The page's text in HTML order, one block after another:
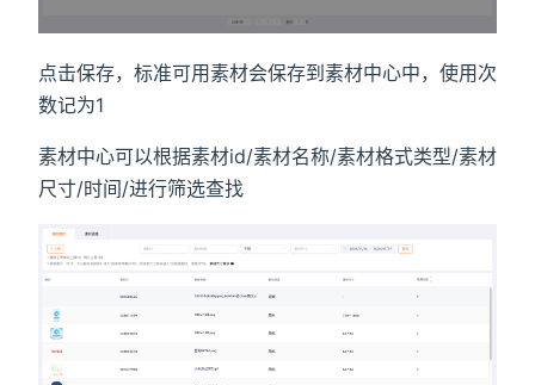
点击保存，标准可用素材会保存到素材中心中，使用次
数记为1
素材中心可以根据素材id/素材名称/素材格式类型/素材
尺寸/时间/进行筛选查找